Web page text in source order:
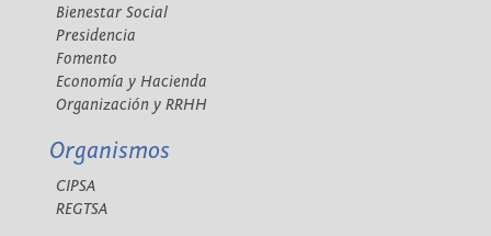
Bienestar Social
Presidencia
Fomento
Economía y Hacienda
Organización y RRHH
Organismos
CIPSA
REGTSA